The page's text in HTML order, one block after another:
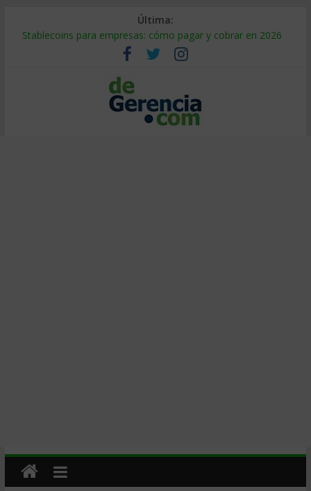
Última:
Stablecoins para empresas: cómo pagar y cobrar en 2026
Despido silencioso: qué es y por qué sale tan caro
IA en selección de personal: cómo auditarla a tiempo
Trabajo forzoso en la cadena de suministro: qué hacer
Mercado hispano de EE. UU.: cómo segmentarlo y venderle